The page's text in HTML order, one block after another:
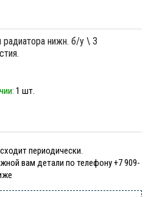
1 шт.
периодически.
вам детали по телефону +7 909-